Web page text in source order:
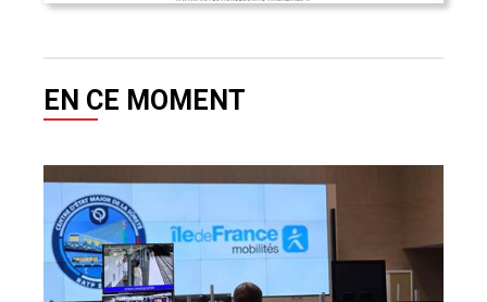
EN CE MOMENT